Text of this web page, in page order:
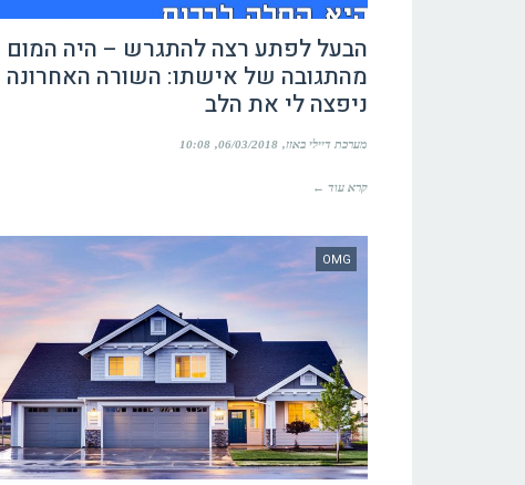
הבעל לפתע רצה להתגרש – היה המום
מהתגובה של אישתו: השורה האחרונה
ניפצה לי את הלב
מערכת דיילי באזז 06/03/2018
10:08
קרא עוד ←
OMG